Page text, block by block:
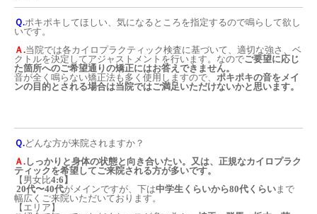
Ｑ.ポキポキしてほしい、気になるところを指定するので鳴らして欲し
いです。
Ａ.当院では各カイロプラクティック検査に基づいて、適切な強さ、ベ
クトルを決定してアジャストメントを行います。なのでご要望に応じ
た箇所へのご希望通りの矯正にはお答えできません。
音が全く鳴らない矯正法も多く使用しますので、 ポキポキの音をメイ
ンの目的とされる場合は当院ではご満足いただけないかと思います。
Ｑ.どんな方が来院されますか？
Ａ. しっかりと身体の状態と向き合いたい。又は、正規なカイロプラク
ティックを希望してご来院される方が多いです。
【男女比4:6】
20代〜40代がメインですが、下は中学生くらいから80代くらいまで
幅広くご来院いただいております。
【エリア】